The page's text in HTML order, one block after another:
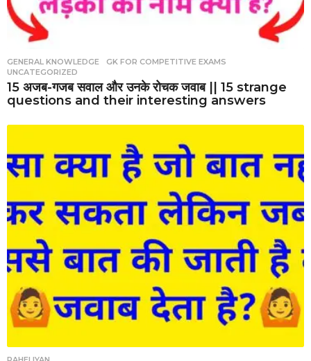
GENERAL KNOWLEDGE ,GK FOR COMPETITIVE EXAMS
UNCATEGORIZED
15 अजब-गजब सवाल और उनके रोचक जवाब || 15 strange
questions and their interesting answers